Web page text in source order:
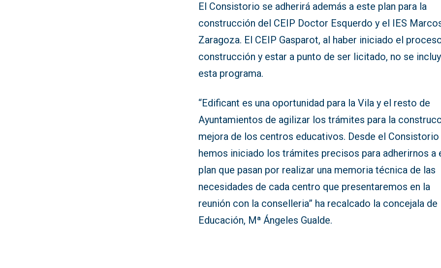
El Consistorio se adherirá además a este plan para la
construcción del CEIP Doctor Esquerdo y el IES
Zaragoza. El CEIP Gasparot, al haber iniciado el
construcción y estar a punto de ser licitado, no se
esta programa.
“Edificant es una oportunidad para la Vila y el resto de
Ayuntamientos de agilizar los trámites para la
mejora de los centros educativos. Desde el Consistorio
hemos iniciado los trámites precisos para adherirnos a
plan que pasan por realizar una memoria técnica de las
necesidades de cada centro que presentaremos en la
reunión con la conselleria” ha recalcado la concejala de
Educación, Mª Ángeles Gualde.